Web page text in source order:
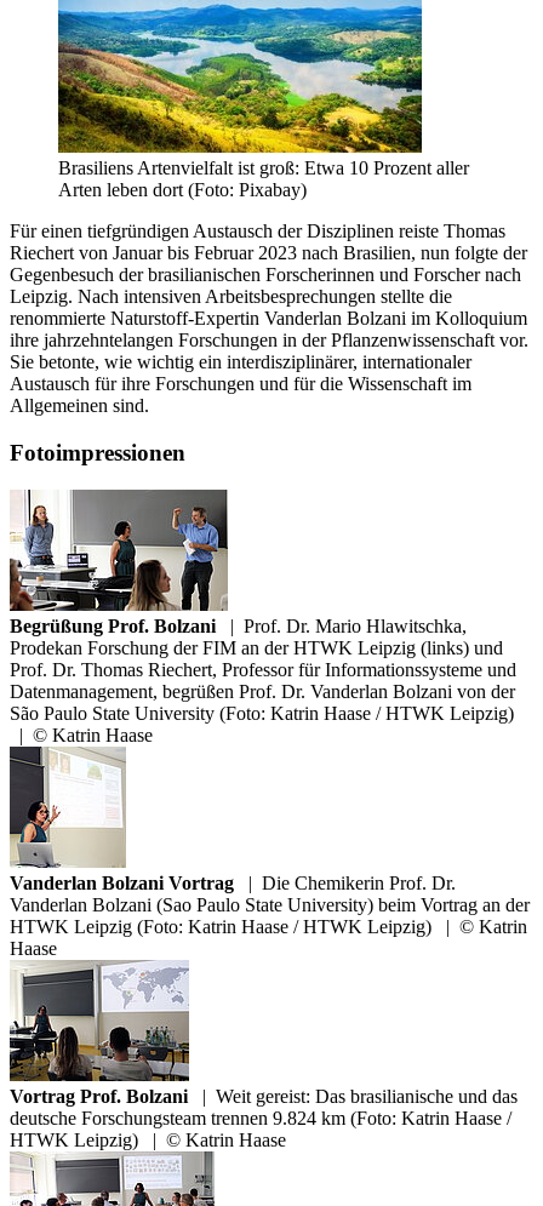
Brasiliens Artenvielfalt ist groß: Etwa 10 Prozent aller
Arten leben dort (Foto: Pixabay)
Für einen tiefgründigen Austausch der Disziplinen reiste Thomas
Riechert von Januar bis Februar 2023 nach Brasilien, nun folgte der
Gegenbesuch der brasilianischen Forscherinnen und Forscher nach
Leipzig. Nach intensiven Arbeitsbesprechungen stellte die
renommierte Naturstoff-Expertin Vanderlan Bolzani im Kolloquium
ihre jahrzehntelangen Forschungen in der Pflanzenwissenschaft vor.
Sie betonte, wie wichtig ein interdisziplinärer, internationaler
Austausch für ihre Forschungen und für die Wissenschaft im
Allgemeinen sind.
Fotoimpressionen
Begrüßung Prof. Bolzani | Prof. Dr. Mario Hlawitschka,
Prodekan Forschung der FIM an der HTWK Leipzig (links) und
Prof. Dr. Thomas Riechert, Professor für Informationssysteme und
Datenmanagement, begrüßen Prof. Dr. Vanderlan Bolzani von der
São Paulo State University (Foto: Katrin Haase / HTWK Leipzig)
| © Katrin Haase
Vanderlan Bolzani Vortrag | Die Chemikerin Prof. Dr.
Vanderlan Bolzani (Sao Paulo State University) beim Vortrag an der
HTWK Leipzig (Foto: Katrin Haase / HTWK Leipzig) | © Katrin
Haase
Vortrag Prof. Bolzani | Weit gereist: Das brasilianische und das
deutsche Forschungsteam trennen 9.824 km (Foto: Katrin Haase /
HTWK Leipzig) | © Katrin Haase